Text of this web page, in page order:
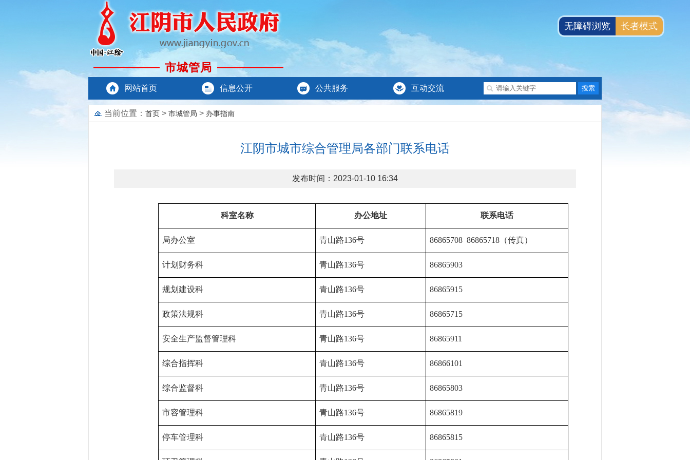
市城管局
网站首页 信息公开 公共服务 互动交流
当前位置： 首页 > 市城管局 > 办事指南
江阴市城市综合管理局各部门联系电话
发布时间：2023-01-10 16:34
科室名称 办公地址 联系电话
局办公室 青山路136号 86865708 86865718 （传真）
计划财务科 青山路136号 86865903
规划建设科 青山路136号 86865915
政策法规科 青山路136号 86865715
安全生产监督管理科 青山路136号 86865911
综合指挥科 青山路136号 86866101
综合监督科 青山路136号 86865803
市容管理科 青山路136号 86865819
停车管理科 青山路136号 86865815
无障碍浏览 长者模式